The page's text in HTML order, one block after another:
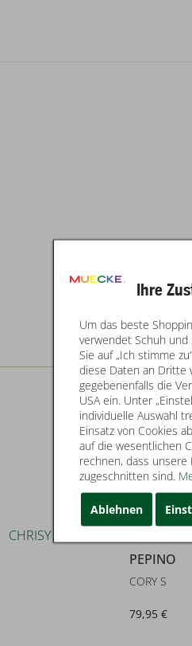
PEPINO
CORY S
79,95 €
Ihre
Um das beste
verwendet Schuh und
Sie auf „Ich stimme
diese Daten an Dritte
gegebenenfalls die
USA ein. Unter
individuelle Auswahl
Einsatz von Cookies
auf die wesentlichen
rechnen, dass unsere
zugeschnitten sind.
Ablehnen